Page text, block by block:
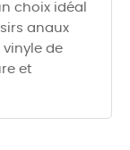
choix idéal
anaux
de
et